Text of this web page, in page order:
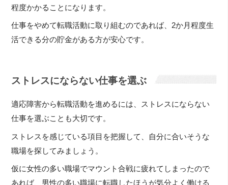
程度かかることになります。
仕事をやめて転職活動に取り組むのであれば、2か月程度生
活できる分の貯金がある方が安心です。
ストレスにならない仕事を選ぶ
適応障害から転職活動を進めるには、ストレスにならない
仕事を選ぶことも大切です。
ストレスを感じている項目を把握して、自分に合いそうな
職場を探してみましょう。
仮に女性の多い職場でマウント合戦に疲れてしまったので
あれば、男性の多い職場に転職したほうが気分よく働ける